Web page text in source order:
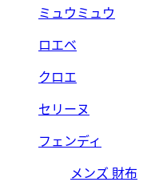
ミュウミュウ
ロエベ
クロエ
セリーヌ
フェンディ
メンズ 財布